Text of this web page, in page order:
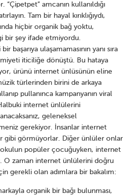
“Çipetpet” amcanın kullanıldığı
Tam bir hayal kırıklığıydı,
hiçbir organik bağ yoktu,
bir şey ifade etmiyordu.
başarıya ulaşamamasının yanı sıra
iticiliğe dönüştü. Bu hataya
ürünü internet ünlüsünün eline
türlerinden birini de arkaya
pullanınca kampanyanın viral
internet ünlülerini
geleneksel
gerekiyor. İnsanlar internet
gibi görmüyorlar. Diğer ünlüler onlar
popüler çocuğuyken, internet
O zaman internet ünlülerini doğru
gerekli olan adımlara bir bakalım:
organik bir bağı bulunması,